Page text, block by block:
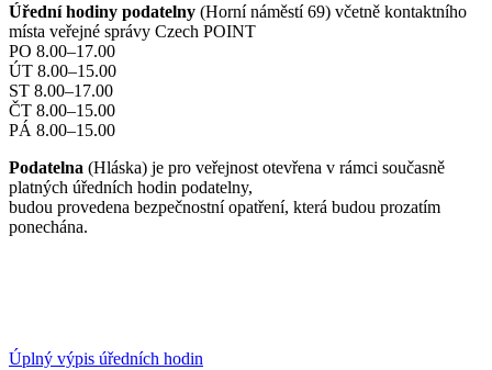
Úřední hodiny podatelny (Horní náměstí 69) včetně kontaktního
místa veřejné správy Czech POINT
PO 8.00–17.00
ÚT 8.00–15.00
ST 8.00–17.00
ČT 8.00–15.00
PÁ 8.00–15.00
Podatelna (Hláska) je pro veřejnost otevřena v rámci současně
platných úředních hodin podatelny,
budou provedena bezpečnostní opatření, která budou prozatím
ponechána.
Úplný výpis úředních hodin